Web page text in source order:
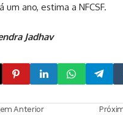
um ano, estima a NFCSF.
Jadhav
Anterior